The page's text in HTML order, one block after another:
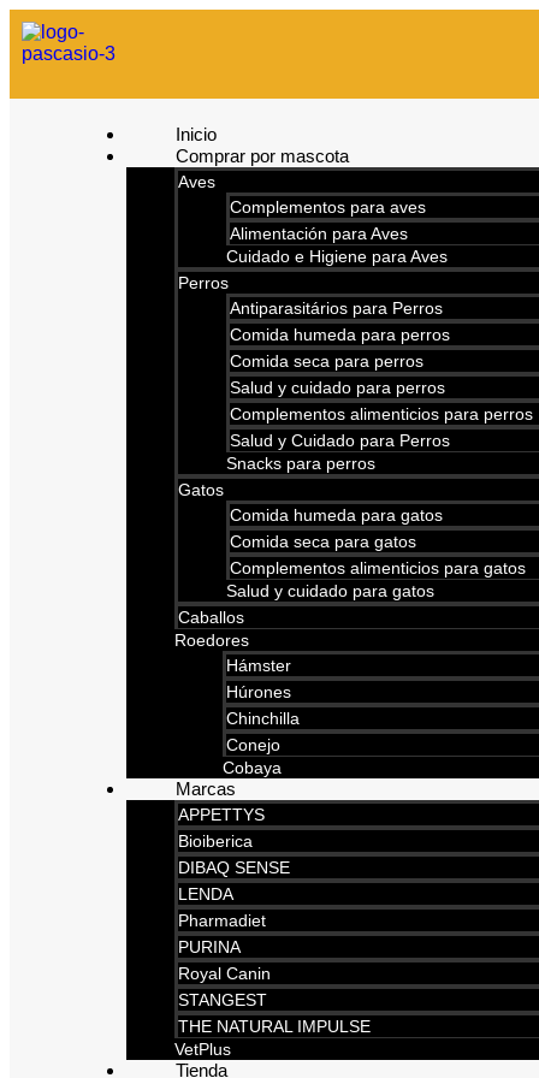
Inicio
Comprar por mascota
Aves
Complementos para aves
Alimentación para Aves
Cuidado e Higiene para Aves
Perros
Antiparasitários para Perros
Comida humeda para perros
Comida seca para perros
Salud y cuidado para perros
Complementos alimenticios para perros
Salud y Cuidado para Perros
Snacks para perros
Gatos
Comida humeda para gatos
Comida seca para gatos
Complementos alimenticios para gatos
Salud y cuidado para gatos
Caballos
Roedores
Hámster
Húrones
Chinchilla
Conejo
Cobaya
Marcas
APPETTYS
Bioiberica
DIBAQ SENSE
LENDA
Pharmadiet
PURINA
Royal Canin
STANGEST
THE NATURAL IMPULSE
VetPlus
Tienda